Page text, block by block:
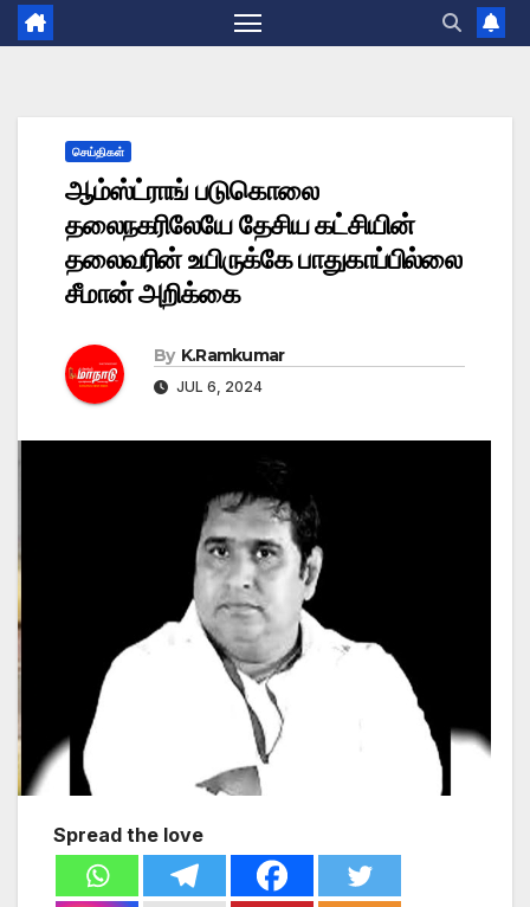
செய்திகள்
ஆம்ஸ்ட்ராங் படுகொலை
தலைநகரிலேயே தேசிய கட்சியின்
தலைவரின் உயிருக்கே பாதுகாப்பில்லை
சீமான் அறிக்கை
By K.Ramkumar
JUL 6, 2024
Spread the love